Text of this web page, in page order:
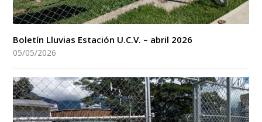
Boletín Lluvias Estación U.C.V. – abril 2026
05/05/2026